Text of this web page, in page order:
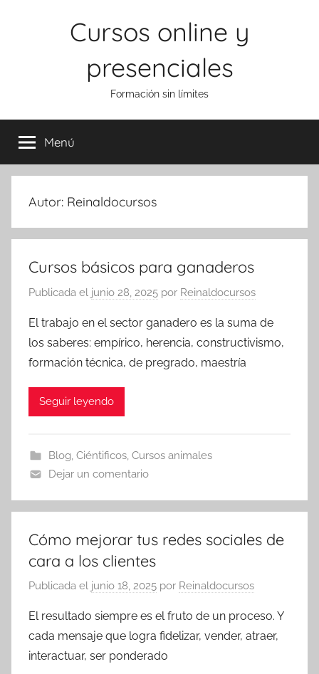
Cursos online y
presenciales
Formación sin límites
Menú
Autor: Reinaldocursos
Cursos básicos para ganaderos
Publicada el junio 28, 2025 por Reinaldocursos
El trabajo en el sector ganadero es la suma de
los saberes: empírico, herencia, constructivismo,
formación técnica, de pregrado, maestría
Seguir leyendo
Blog Ciéntificos, Cursos animales
Dejar un comentario
Cómo mejorar tus redes sociales de
cara a los clientes
Publicada el junio 18, 2025 por Reinaldocursos
El resultado siempre es el fruto de un proceso. Y
cada mensaje que logra fidelizar, vender, atraer,
interactuar, ser ponderado